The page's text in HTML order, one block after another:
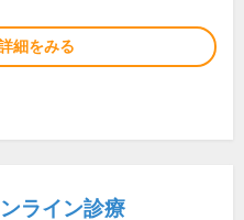
細をみる
ライン診療